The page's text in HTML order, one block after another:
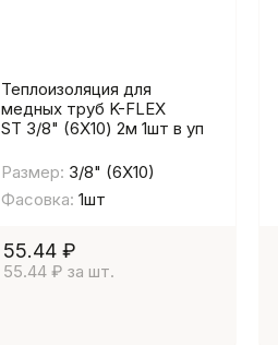
Теплоизоляция для
медных труб K-FLEX
ST 3/8" (6Х10) 2м 1шт в уп
Размер: 3/8" (6Х10)
Фасовка: 1шт
55.44 ₽
55.44 ₽ за шт.